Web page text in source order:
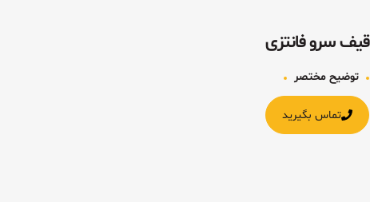
قیف سرو فانتزی
توضیح مختصر
تماس بگیرید